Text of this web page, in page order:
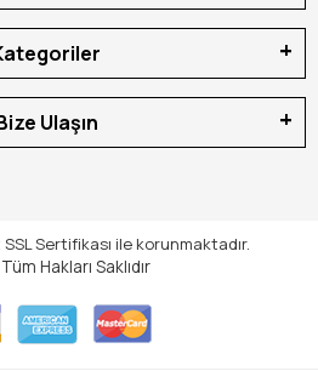
Ulaşın
Sertifikası ile korunmaktadır.
Tüm Hakları Saklıdır